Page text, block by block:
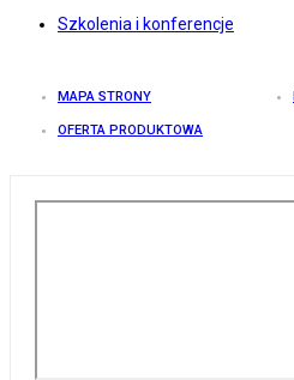
Szkolenia i konferencje
MAPA STRONY
OFERTA PRODUKTOWA